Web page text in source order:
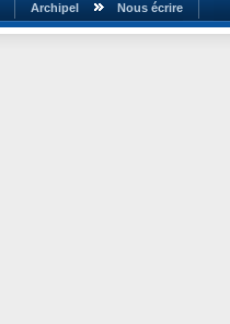
Archipel Nous écrire